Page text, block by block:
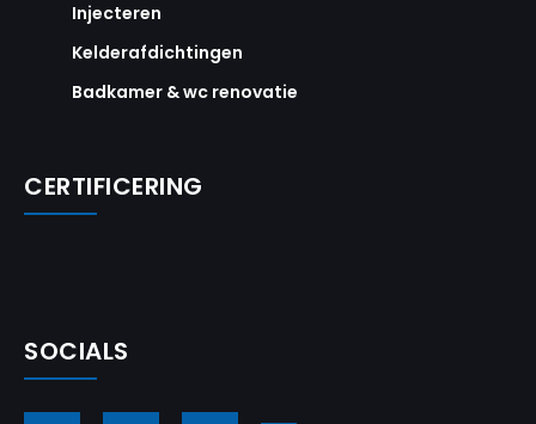
Injecteren
Kelderafdichtingen
Badkamer & wc renovatie
CERTIFICERING
SOCIALS